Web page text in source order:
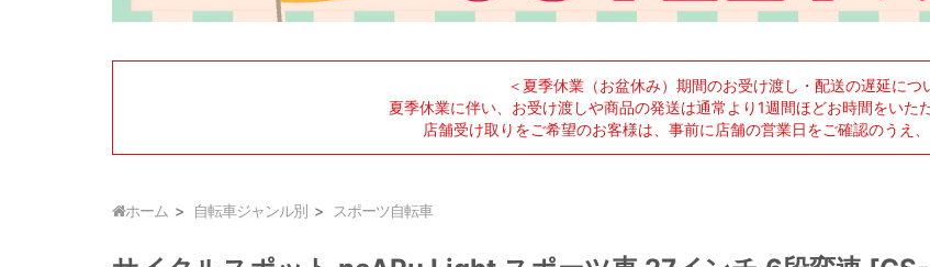
＜夏季休業（お盆休み）期間のお受け渡し・配送の遅延につ
夏季休業に伴い、お受け渡しや商品の発送は通常より1週間ほどお時間をいた
店舗受け取りをご希望のお客様は、事前に店舗の営業日をご確認のうえ、
ホーム 自転車ジャンル別 スポーツ自転車